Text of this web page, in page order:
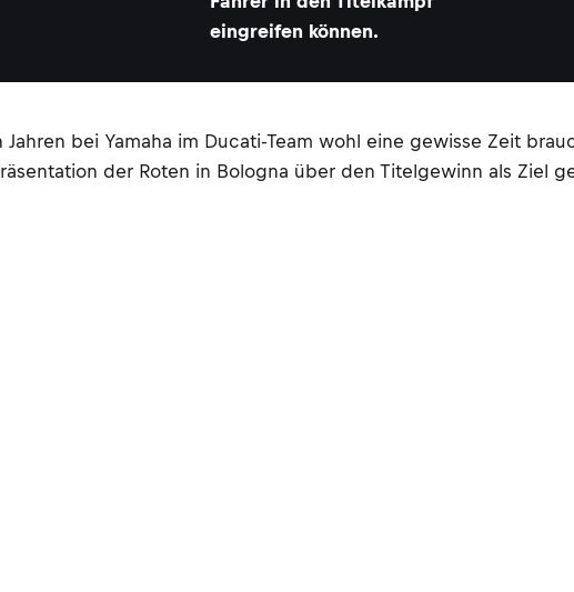
eingreifen können.
bei Yamaha im Ducati-Team wohl eine gewisse Zeit
der Roten in Bologna über den Titelgewinn als Ziel